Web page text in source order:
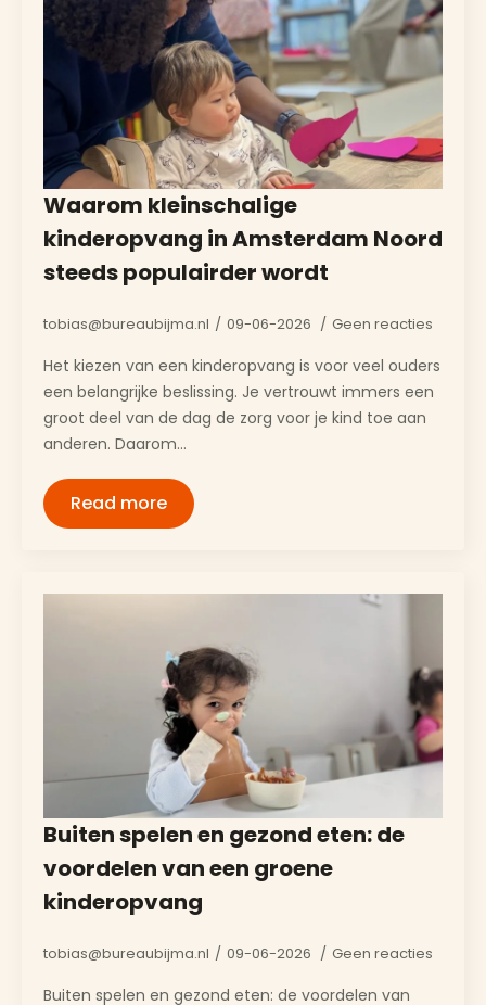
Waarom kleinschalige
kinderopvang in Amsterdam Noord
steeds populairder wordt
tobias@bureaubijma.nl 09-06-2026 Geen reacties
Het kiezen van een kinderopvang is voor veel ouders
een belangrijke beslissing. Je vertrouwt immers een
groot deel van de dag de zorg voor je kind toe aan
anderen. Daarom…
Read more
Buiten spelen en gezond eten: de
voordelen van een groene
kinderopvang
tobias@bureaubijma.nl 09-06-2026 Geen reacties
Buiten spelen en gezond eten: de voordelen van